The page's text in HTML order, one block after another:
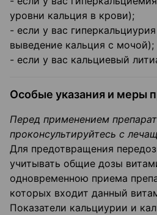
уровни кальция в крови);
- если у вас
выведение кальция с мочой);
- если у вас кальциевый
Особые указания и меры
Перед применением
проконсультируйтесь с
Для предотвращения
учитывать общие дозы
одновременною приема
которых входит данный
Показатели кальциурии и